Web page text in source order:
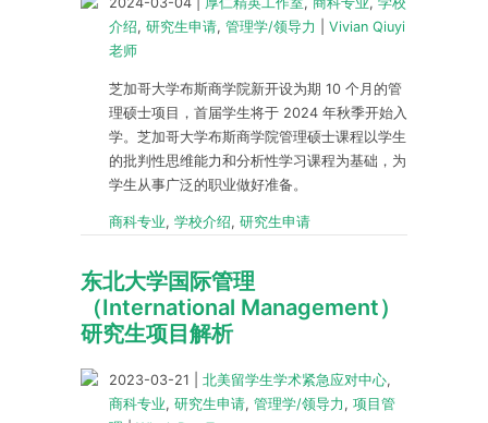
介绍, 研究生申请, 管理学/领导力
Vivian Qiuyi
老师
芝加哥大学布斯商学院新开设为期 10 个月的管
理硕士项目，首届学生将于 2024 年秋季开始入
学。芝加哥大学布斯商学院管理硕士课程以学生
的批判性思维能力和分析性学习课程为基础，为
学生从事广泛的职业做好准备。
商科专业, 学校介绍, 研究生申请
东北大学国际管理
（International Management）
研究生项目解析
2023-03-21 北美留学生学术紧急应对中心,
商科专业, 研究生申请, 管理学/领导力 , 项目管